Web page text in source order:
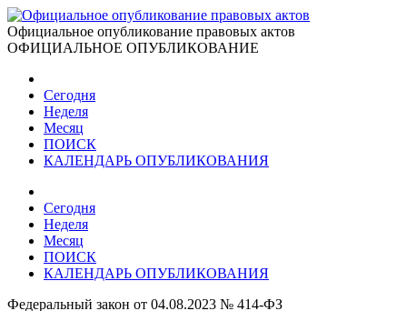
Официальное опубликование правовых актов
ОФИЦИАЛЬНОЕ ОПУБЛИКОВАНИЕ
Сегодня
Неделя
Месяц
ПОИСК
КАЛЕНДАРЬ ОПУБЛИКОВАНИЯ
Сегодня
Неделя
Месяц
ПОИСК
КАЛЕНДАРЬ ОПУБЛИКОВАНИЯ
Федеральный закон от 04.08.2023 № 414-ФЗ